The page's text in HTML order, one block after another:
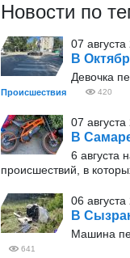
Новости по
07
В
Девочка
Происшествия 420
07
В
6 августа
происшествий, в
06
В
Машина
641